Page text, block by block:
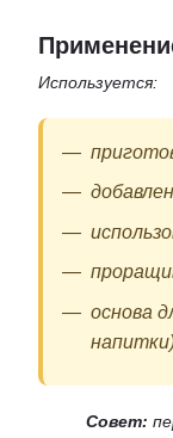
Используется:
основа
Совет: